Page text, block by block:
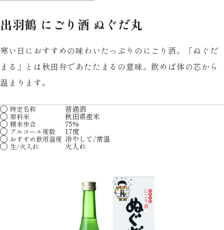
出羽鶴 にごり酒 ぬぐだ丸
寒い日におすすめの味わいたっぷりのにごり酒。「ぬぐだ
まる」とは秋田弁であたたまるの意味。飲めば体の芯から
温まります。
特定名称 普通酒
原料米 秋田県産米
精米歩合 75%
アルコール度数 17度
おすすめ飲用温度 冷やして/常温
生/火入れ 火入れ